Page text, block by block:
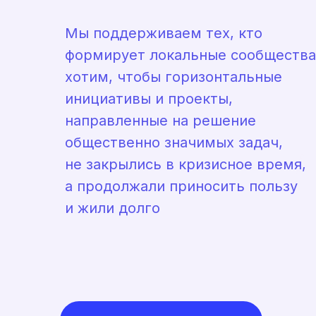
Мы поддерживаем тех, кто
формирует локальные
хотим, чтобы горизонтальные
инициативы и проекты,
направленные на решение
общественно значимых задач,
не закрылись в кризисное время,
а продолжали приносить пользу
и жили долго